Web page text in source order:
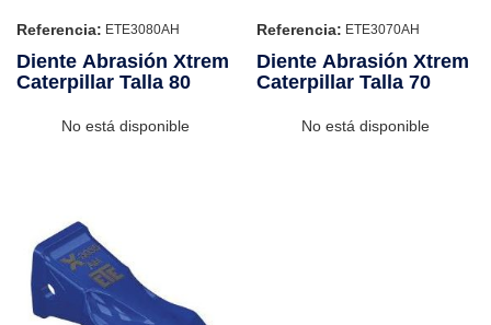
Referencia: ETE3080AH
Diente Abrasión Xtrem
Caterpillar Talla 80
No está disponible
Referencia: ETE3070AH
Diente Abrasión Xtrem
Caterpillar Talla 70
No está disponible